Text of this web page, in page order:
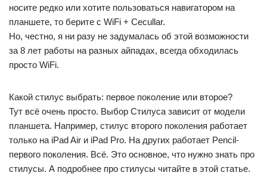
носите редко или хотите пользоваться навигатором на
планшете, то берите с WiFi + Cecullar.
Но, честно, я ни разу не задумалась об этой возможности
за 8 лет работы на разных айпадах, всегда обходилась
просто WiFi.
Какой стилус выбрать: первое поколение или второе?
Тут всё очень просто. Выбор Стилуса зависит от модели
планшета. Например, стилус второго поколения работает
только на iPad Air и iPad Pro. На других работает Pencil-
первого поколения. Всё. Это основное, что нужно знать про
стилусы. А подробнее про стилусы читайте в этой статье.